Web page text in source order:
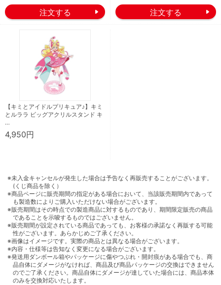
【キミとアイドルプリキュア♪】キミ
とルララ ビッグアクリルスタンド キ
…
4,950円
※未入金キャンセルが発生した場合は予告なく再販売することがございます。
(くじ商品を除く）
※商品ページに販売期間の指定がある場合において、当該販売期間内であって
も製造数によりご購入いただけない場合がございます。
※販売期間はその時点での製造商品に対するものであり、期間限定販売の商品
であることを示唆するものではございません。
※販売期間が設定されている商品であっても、お客様の承諾なく再販する可能
性がございます。あらかじめご了承ください。
※画像はイメージです。実際の商品とは異なる場合がございます。
※内容・仕様等は告知なく変更になる場合がございます。
※発送用ダンボール箱やパッケージに傷やつぶれ・開封痕がある場合でも、商
品自体にダメージがなければ、商品及び商品パッケージの交換はできません
のでご了承ください。商品自体にダメージが達していた場合には、商品本体
のみを交換対応いたします。